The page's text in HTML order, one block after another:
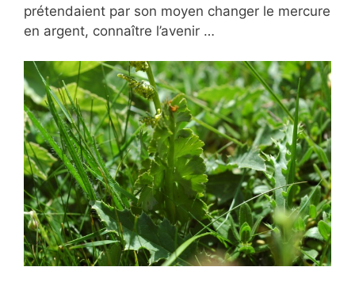
prétendaient par son moyen changer le mercure
en argent, connaître l’avenir …